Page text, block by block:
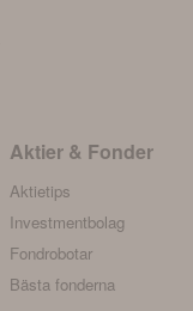
Aktier & Fonder
Aktietips
Investmentbolag
Fondrobotar
Bästa fonderna